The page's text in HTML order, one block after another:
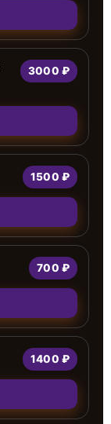
3000 ₽
1500 ₽
700 ₽
1400 ₽